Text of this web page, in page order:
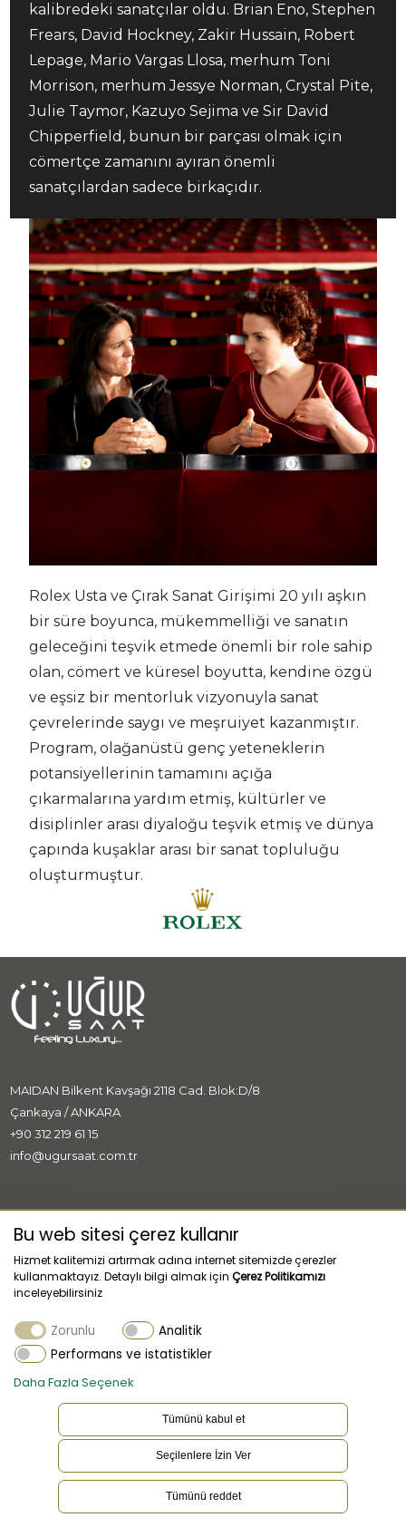
kalibredeki sanatçılar oldu. Brian Eno, Stephen
Frears, David Hockney, Zakir Hussain, Robert
Lepage, Mario Vargas Llosa, merhum Toni
Morrison, merhum Jessye Norman, Crystal Pite,
Julie Taymor, Kazuyo Sejima ve Sir David
Chipperfield, bunun bir parçası olmak için
cömertçe zamanını ayıran önemli
sanatçılardan sadece birkaçıdır.
Rolex Usta ve Çırak Sanat Girişimi 20 yılı aşkın
bir süre boyunca, mükemmelliği ve sanatın
geleceğini teşvik etmede önemli bir role sahip
olan, cömert ve küresel boyutta, kendine özgü
ve eşsiz bir mentorluk vizyonuyla sanat
çevrelerinde saygı ve meşruiyet kazanmıştır.
Program, olağanüstü genç yeteneklerin
potansiyellerinin tamamını açığa
çıkarmalarına yardım etmiş, kültürler ve
disiplinler arası diyaloğu teşvik etmiş ve dünya
çapında kuşaklar arası bir sanat topluluğu
oluşturmuştur.
MAIDAN Bilkent Kavşağı 2118 Cad. Blok:D/8
Çankaya / ANKARA
+90 312 219 61 15
info@ugursaat.com.tr
MARKALAR
KURUMSAL
MÜŞTERİ HİZMETLERİ
Dil TR
Bu web sitesi çerez kullanır
Hizmet kalitemizi artırmak adına internet sitemizde çerezler
kullanmaktayız. Detaylı bilgi almak için Çerez Politikamızı
inceleyebilirsiniz
Zorunlu
Analitik
Performans ve istatistikler
Daha Fazla Seçenek
Tümünü reddet
Seçilenlere İzin Ver
Tümünü kabul et